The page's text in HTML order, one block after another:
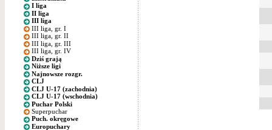
I liga
II liga
III liga
III liga, gr. I
III liga, gr. II
III liga, gr. III
III liga, gr. IV
Dziś grają
Niższe ligi
Najnowsze rozgr.
CLJ
CLJ U-17 (zachodnia)
CLJ U-17 (wschodnia)
Puchar Polski
Superpuchar
Puch. okręgowe
Europuchary